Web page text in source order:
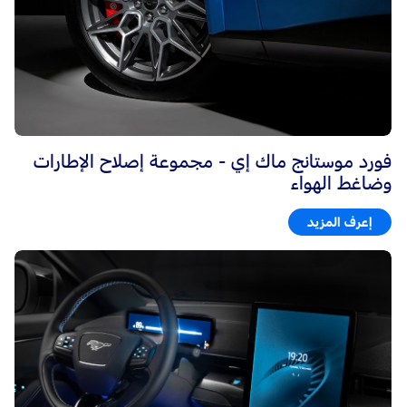
فورد موستانج ماك إي - مجموعة إصلاح الإطارات
وضاغط الهواء
إعرف المزيد